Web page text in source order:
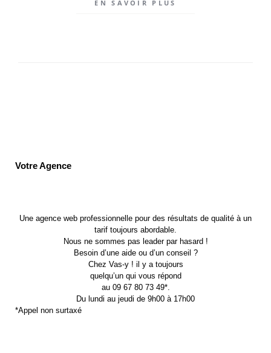
EN SAVOIR PLUS
Votre Agence
Une agence web professionnelle pour des résultats de qualité à un
tarif toujours abordable.
Nous ne sommes pas leader par hasard !
Besoin d’une aide ou d’un conseil ?
Chez Vas-y ! il y a toujours
quelqu’un qui vous répond
au 09 67 80 73 49*.
Du lundi au jeudi de 9h00 à 17h00
*Appel non surtaxé